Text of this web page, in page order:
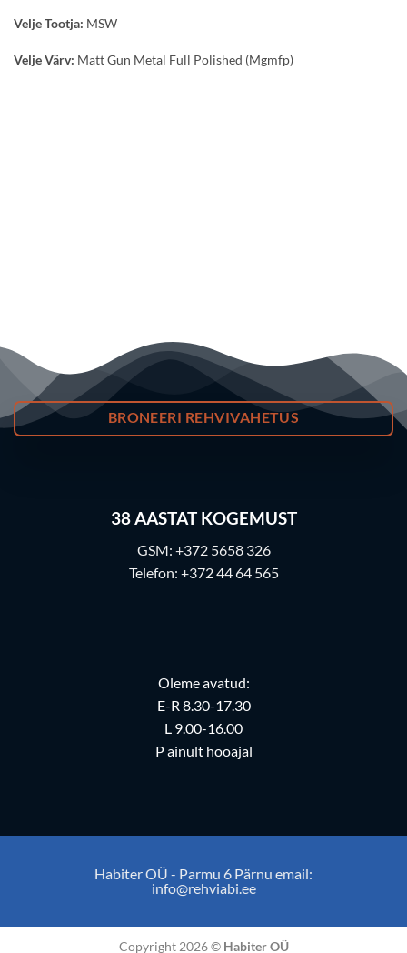
Velje Tootja: MSW
Velje Värv: Matt Gun Metal Full Polished (Mgmfp)
BRONEERI REHVIVAHETUS
38AASTAT KOGEMUST
GSM: +372 5658 326
Telefon: +372 44 64 565
Oleme avatud:
E-R 8.30-17.30
L 9.00-16.00
P ainult hooajal
Habiter OÜ - Parmu 6 Pärnu email:
info@rehviabi.ee
Copyright 2026 © Habiter OÜ